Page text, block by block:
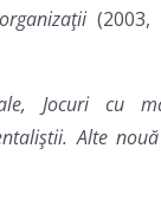
Jocuri cu
Alte